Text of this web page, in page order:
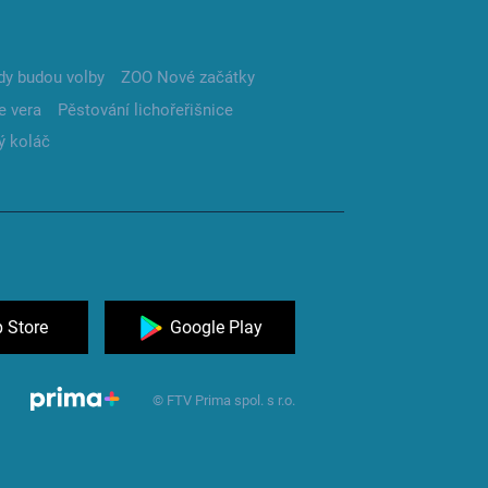
budou volby
ZOO Nové začátky
vera
Pěstování lichořeřišnice
koláč
Store Google Play
© FTV Prima spol. s r.o.